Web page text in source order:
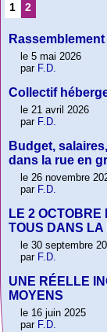
1 2
le 5 mai 2026
par F.D.
Collectif
le 21 avril 2026
par F.D.
Budget,
dans la rue en
le 26 novembre
par F.D.
LE 2 OCTOBRE
TOUS DANS LA
le 30 septembre
par F.D.
UNE RÉELLE
MOYENS
le 16 juin 2025
par F.D.